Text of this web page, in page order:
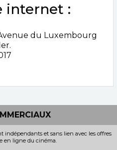
internet :
du Luxembourg
indépendants et sans lien avec les offres
en ligne du cinéma.